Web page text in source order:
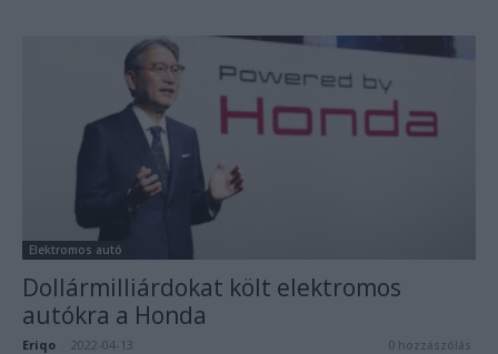
Elektromos autó
Dollármilliárdokat költ elektromos
autókra a Honda
Eriqo 2022-04-13 0 hozzászólás